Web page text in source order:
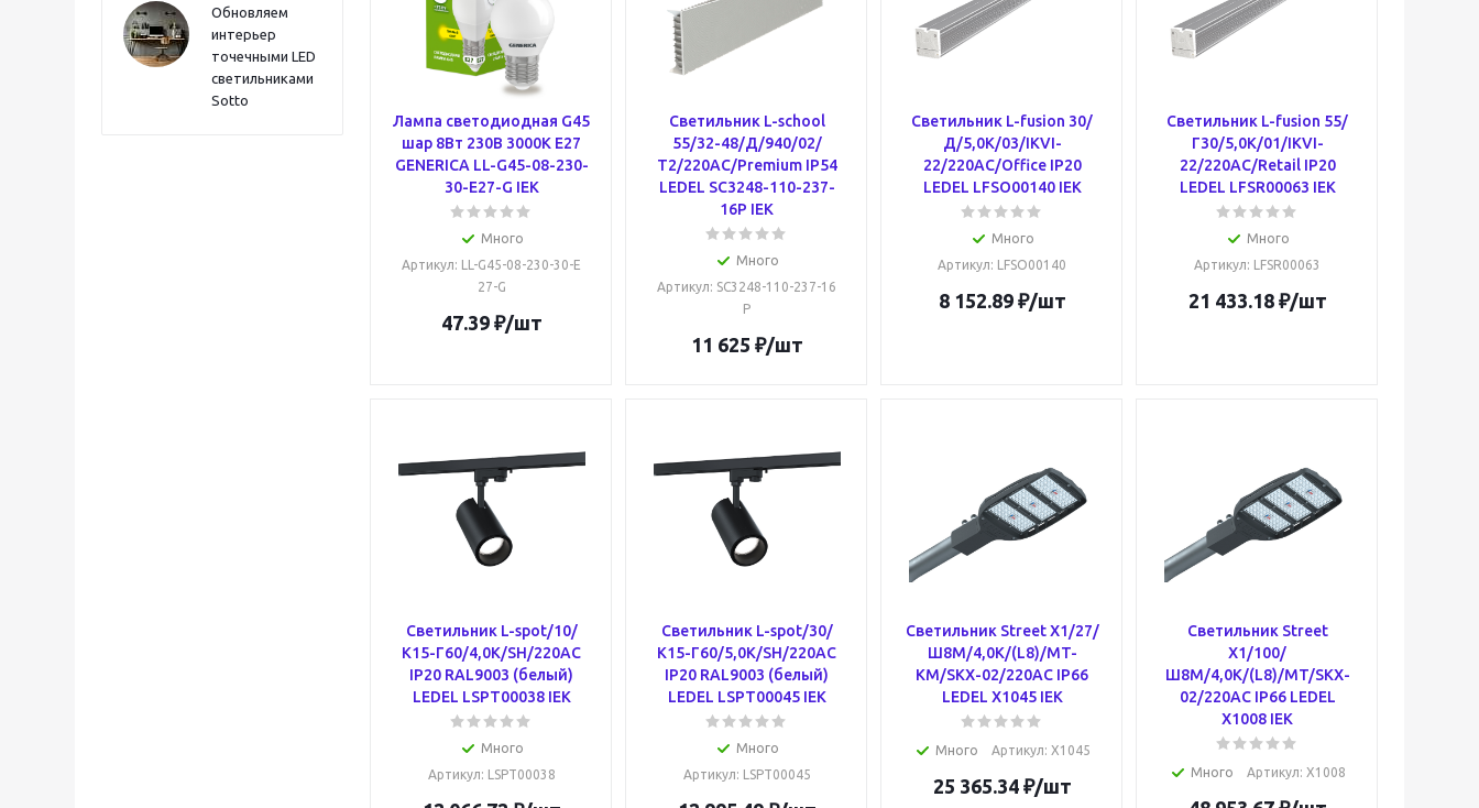
Обновляем
интерьер
точечными LED
светильниками
Sotto
Лампа светодиодная G45
шар 8Вт 230В 3000К E27
GENERICA LL-G45-08-230-
30-E27-G IEK
Много
Артикул: LL-G45-08-230-30-E
27-G
47.39₽/шт
Светильник L-school
55/32-48/Д/940/02/
Т2/220AC/Premium IP54
LEDEL SC3248-110-237-
16P IEK
Много
Артикул: SC3248-110-237-16
P
11 625 ₽/шт
Светильник L-fusion 30/
Д/5,0К/03/IKVI-
22/220AC/Office IP20
LEDEL LFSO00140 IEK
Много
Артикул: LFSO00140
8 152.89₽/шт
Светильник L-fusion 55/
Г30/5,0К/01/IKVI-
22/220AC/Retail IP20
LEDEL LFSR00063 IEK
Много
Артикул: LFSR00063
21 433.18₽/шт
Светильник L-spot/10/
К15-Г60/4,0К/SH/220AC
IP20 RAL9003 (белый)
LEDEL LSPT00038 IEK
Много
Артикул: LSPT00038
Светильник L-spot/30/
К15-Г60/5,0К/SH/220AC
IP20 RAL9003 (белый)
LEDEL LSPT00045 IEK
Много
Артикул: LSPT00045
Светильник Street X1/27/
Ш8M/4,0К/(L8)/MT-
KM/SKX-02/220AC IP66
LEDEL X1045 IEK
Много Артикул: X1045
25 365.34₽/шт
Светильник Street
X1/100/
Ш8M/4,0К/(L8)/MT/SKX-
02/220AC IP66 LEDEL
X1008 IEK
Много Артикул: X1008